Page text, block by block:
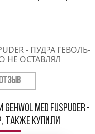
- ПУДРА ГЕВОЛЬ-
НЕ ОСТАВЛЯЛ
med Fuspuder -
также купили